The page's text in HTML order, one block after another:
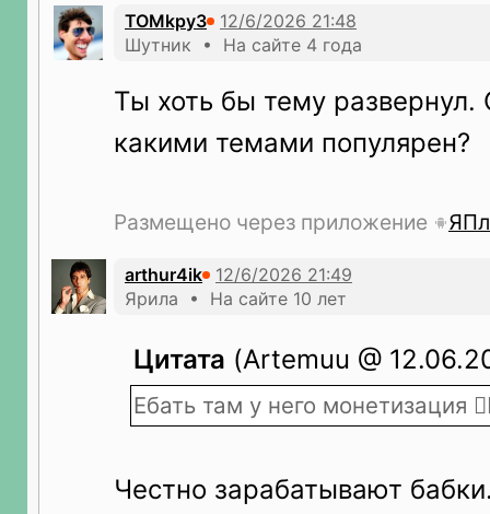
TOMkpy3
Шутник • На сайте 4 года
Ты хоть бы тему
какими темами популярен?
Размещено через приложение
arthur4ik
Ярила • На сайте 10 лет
Цитата (Artemuu @
Ебать там у него монетизация
Честно зарабатывают